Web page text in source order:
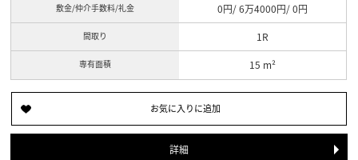
敷金/仲介手数料/礼金
間取り
専有面積
0円/ 6万4000円/ 0円
1R
15 m²
詳細